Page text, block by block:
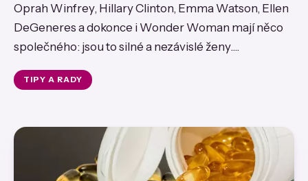
Oprah Winfrey, Hillary Clinton, Emma Watson, Ellen
DeGeneres a dokonce i Wonder Woman mají něco
společného: jsou to silné a nezávislé ženy....
TIPY A RADY